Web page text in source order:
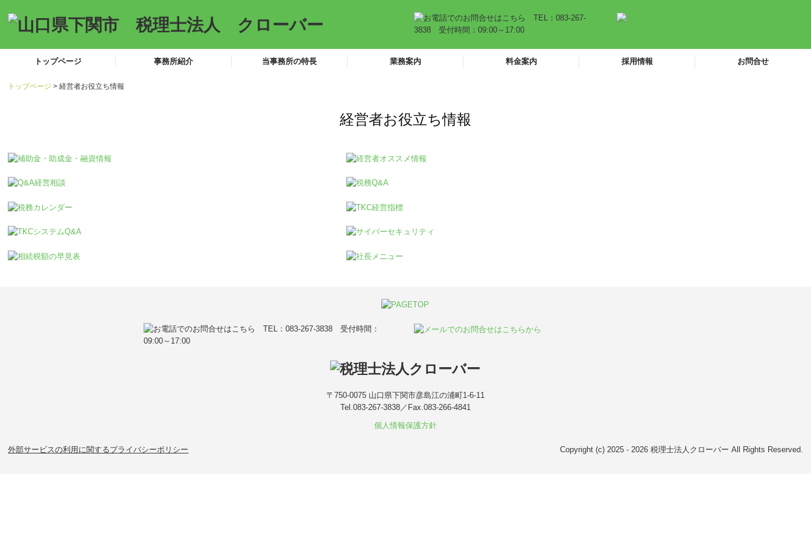
トップページ 事務所紹介
職員紹介
当事務所の特長 業務案内 料金案内 採用情報 お問合せ
トップページ 経営者お役立ち情報
経営者お役立ち情報
〒750-0075 山口県下関市彦島江の浦町1-6-11
Tel.083-267-3838／Fax.083-266-4841
個人情報保護方針
外部サービスの利用に関するプライバシーポリシー Copyright (c) 2025 - 2026 税理士法人クローバー All Rights Reserved.